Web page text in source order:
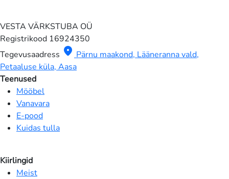
VESTA VÄRKSTUBA OÜ
Registrikood 16924350
Tegevusaadress location_on Pärnu maakond, Lääneranna vald,
Petaaluse küla, Aasa
Teenused
Mööbel
Vanavara
E-pood
Kuidas tulla
Kiirlingid
Meist